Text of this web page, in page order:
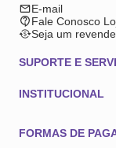
E-mail
Fale Conosco
Seja um
SUPORTE E
INSTITUCIONAL
FORMAS DE